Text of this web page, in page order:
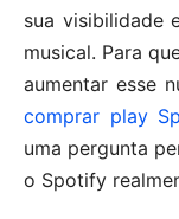
sua visibilidade
musical. Para
aumentar esse
comprar play
uma pergunta
o Spotify